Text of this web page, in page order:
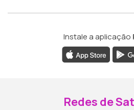
Instale a aplicação
Redes de